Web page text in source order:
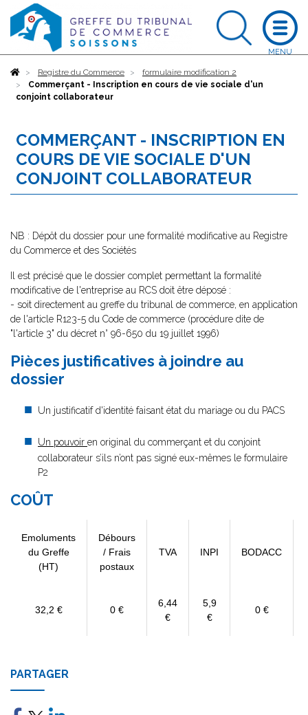
AccueilRegistre du Commerce
formulaire modification 2
Commerçant - Inscription en cours de vie sociale d'un
conjoint collaborateur
COMMERÇANT - INSCRIPTION EN
COURS DE VIE SOCIALE D'UN
CONJOINT COLLABORATEUR
NB : Dépôt du dossier pour une formalité modificative au Registre
du Commerce et des Sociétés
Il est précisé que le dossier complet permettant la formalité
modificative de l'entreprise au RCS doit être déposé :
- soit directement au greffe du tribunal de commerce, en application
de l'article R123-5 du Code de commerce (procédure dite de
"l'article 3" du décret n° 96-650 du 19 juillet 1996)
Pièces justificatives à joindre au
dossier
Un justificatif d'identité faisant état du mariage ou du PACS
Un pouvoir en original du commerçant et du conjoint
collaborateur s’ils n’ont pas signé eux-mêmes le formulaire
P2
COÛT
Emoluments
du Greffe
(HT)
Débours
/ Frais
postaux
TVA INPI BODACC
32,2 € 0 €
6,44
€
5,9
€
0 €
PARTAGER